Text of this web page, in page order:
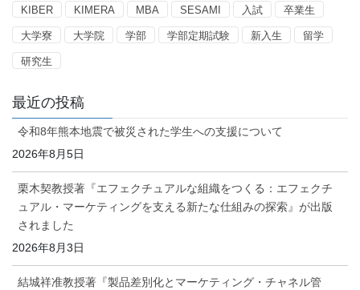
KIBER KIMERA MBA SESAMI 入試 卒業生
大学寮 大学院 学部 学部定期試験 新入生 留学
研究生
最近の投稿
令和8年熊本地震で被災された学生への支援について
2026年8月5日
栗木契教授著『エフェクチュアルな組織をつくる：エフェクチ
ュアル・マーケティングを支える新たな仕組みの探索』が出版
されました
2026年8月3日
結城祥准教授著『製品差別化とマーケティング・チャネル管